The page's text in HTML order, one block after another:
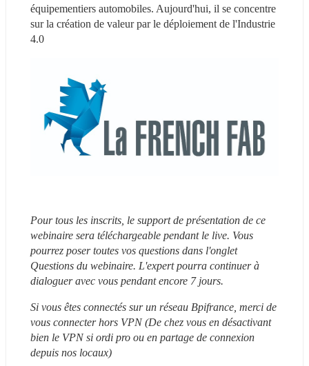
équipementiers automobiles. Aujourd'hui, il se concentre
sur la création de valeur par le déploiement de l'Industrie
4.0
Pour tous les inscrits, le support de présentation de ce
webinaire sera téléchargeable pendant le live. Vous
pourrez poser toutes vos questions dans l'onglet
Questions du webinaire. L'expert pourra continuer à
dialoguer avec vous pendant encore 7 jours.
Si vous êtes connectés sur un réseau Bpifrance, merci de
vous connecter hors VPN (De chez vous en désactivant
bien le VPN si ordi pro ou en partage de connexion
depuis nos locaux)